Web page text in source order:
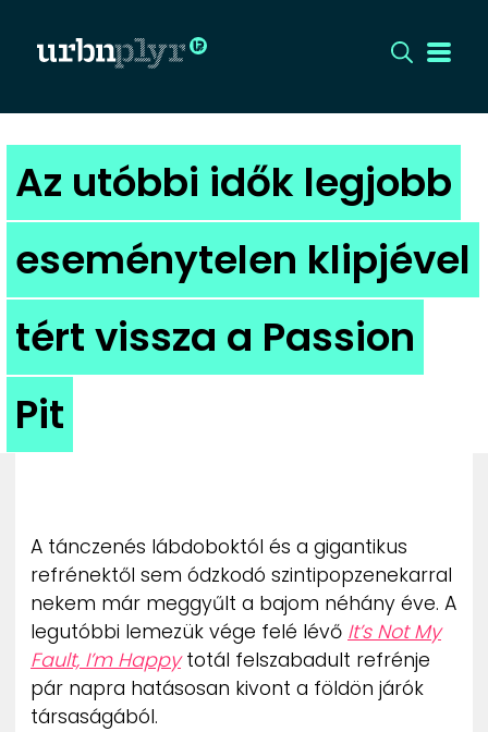
CÍMLAP
DIZÁJN
DIVAT
HIP
MÉDIAAJÁNLAT
IMPRESSZUM
PR-ARCHÍVUM
ADATKEZELÉSI TÁJÉKOZTATÓ
Az utóbbi idők legjobb
eseménytelen klipjével
tért vissza a Passion
Pit
A tánczenés lábdoboktól és a gigantikus
refrénektől sem ódzkodó szintipopzenekarral
nekem már meggyűlt a bajom néhány éve. A
legutóbbi lemezük vége felé lévő It’s Not My
Fault, I’m Happytotál felszabadult refrénje
pár napra hatásosan kivont a földön járók
társaságából.